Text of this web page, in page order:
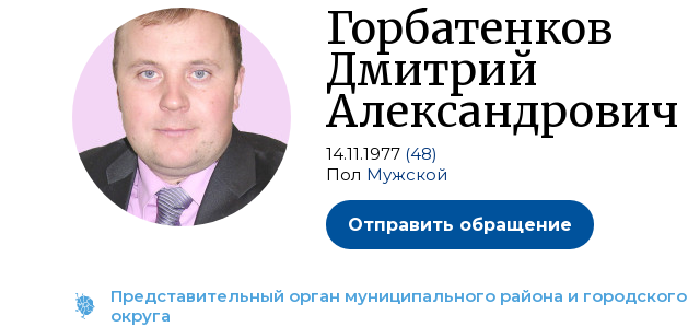
Горбатенков
Дмитрий
Александрович
14.11.1977 (48)
Пол Мужской
Отправить обращение
Представительный орган муниципального района и городского
округа